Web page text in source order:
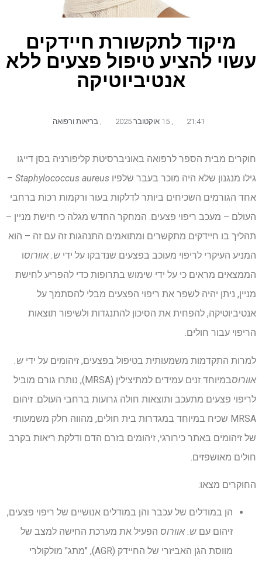
מיקוד לתקשורת חיידקים
עשוי להציע טיפול פצעים ללא
אנטיביוטיקה
21:41 בריאות ורפואה
חוקרים מבית הספר לרפואה באוניברסיטת קליפורניה בסן דייגו
גילו מנגנון שלא היה מוכר בעבר שלפיו Staphylococcus aureus
–
אחד הגורמים השכיחים ביותר לדלקות בעור ורקמות רכות ברחבי
העולם – מעכב ריפוי פצעים. המחקר החדש מגלה כי חישת מניין –
תהליך בו חיידקים מתקשרים ומתואמים התנהגות זה עם זה – הוא
המניע העיקרי לריפוי מעוכב בפצעים שנדבקו על ידי ש. אוורוסו
הממצאים מראים כי על ידי שימוש בתרופות כדי להפריע לחישת
מניין, ניתן יהיה לשפר את ריפוי הפצעים מבלי להסתמך על
אנטיביוטיקה, להפחית את הסיכון להתנגדות ולשיפור תוצאות
הריפוי עבור חולים.
למרות התקדמות משמעותית בטיפול בפצעים, זיהומים על ידי ש.
אוורוס
במיוחד זנים עמידים למתיצילין (MRSA), נותרו גורם מוביל
לריפוי פצעים מתעכב ותוצאות חולה גרועות ברחבי העולם. זיהום
MRSA שכיח במיוחד במגדרות בית חולים, מהווה חלק משמעותי
של זיהומים באתר כירורגי, זיהומים בזרם הדם ודלקת ריאות בקרב
חולים מאושפזים.
החוקרים מצאו:
הן במודלים של עכבר והן במודלים אנושיים של ריפוי פצעים,
זיהום עם ש. אוורוס הפעיל את מערכת החישה למצב של
מווסת הגן האביזרי של החיידק (AGR), "מתג" מולקולרי